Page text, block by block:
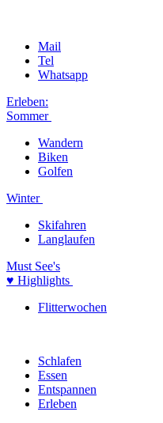
Mail
Tel
Whatsapp
Erleben:
Sommer
Wandern
Biken
Golfen
Winter
Skifahren
Langlaufen
Must See's
♥ Highlights
Flitterwochen
Schlafen
Essen
Entspannen
Erleben